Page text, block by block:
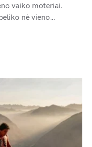
vaiko moteriai.
nė vieno…